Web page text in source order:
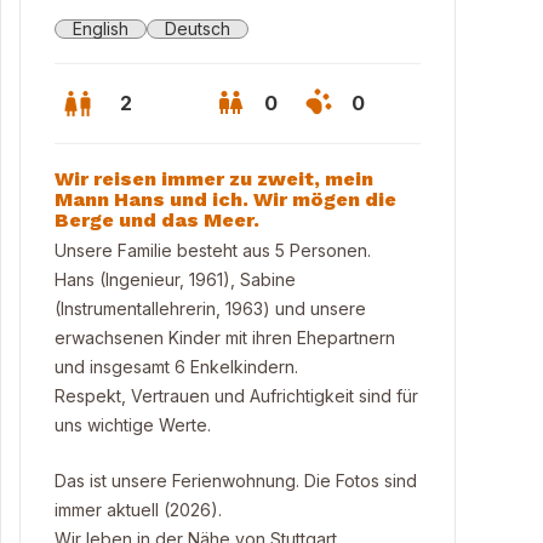
English Deutsch
2 0 0
Wir reisen immer zu zweit, mein
Mann Hans und ich. Wir mögen die
Berge und das Meer.
Unsere Familie besteht aus 5 Personen.
Hans (Ingenieur, 1961), Sabine
(Instrumentallehrerin, 1963) und unsere
erwachsenen Kinder mit ihren Ehepartnern
und insgesamt 6 Enkelkindern.
Respekt, Vertrauen und Aufrichtigkeit sind für
uns wichtige Werte.
Das ist unsere Ferienwohnung. Die Fotos sind
immer aktuell (2026).
Wir leben in der Nähe von Stuttgart.